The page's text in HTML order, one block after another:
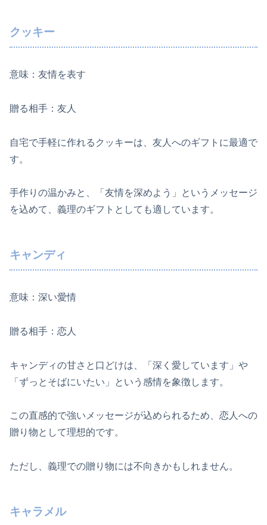
クッキー
意味：友情を表す
贈る相手：友人
自宅で手軽に作れるクッキーは、友人へのギフトに最適で
す。
手作りの温かみと、「友情を深めよう」というメッセージ
を込めて、義理のギフトとしても適しています。
キャンディ
意味：深い愛情
贈る相手：恋人
キャンディの甘さと口どけは、「深く愛しています」や
「ずっとそばにいたい」という感情を象徴します。
この直感的で強いメッセージが込められるため、恋人への
贈り物として理想的です。
ただし、義理での贈り物には不向きかもしれません。
キャラメル